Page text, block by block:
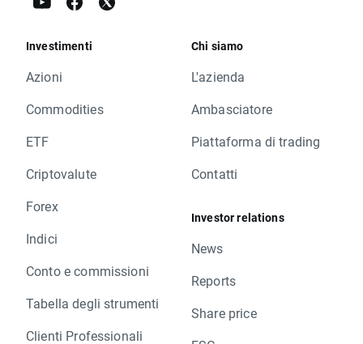
Investimenti
Azioni
Commodities
ETF
Criptovalute
Forex
Indici
Conto e commissioni
Tabella degli strumenti
Clienti Professionali
Chi siamo
L'azienda
Ambasciatore
Piattaforma di trading
Contatti
Investor relations
News
Reports
Share price